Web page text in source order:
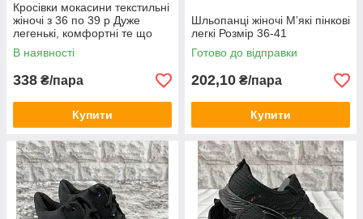
Кросівки мокасини текстильні
жіночі з 36 по 39 р Дуже
легенькі, комфортні те що
треба на кожний день
В наявності
338 ₴/пара
Купити
Шльопанці жіночі Мʼякі пінкові
легкі Розмір 36-41
Готово до відправки
202,10 ₴/пара
Купити